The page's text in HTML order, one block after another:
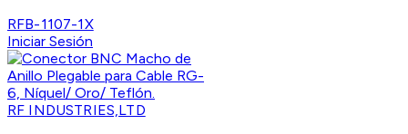
RFB-1107-1X
Iniciar Sesión
RF INDUSTRIES,LTD